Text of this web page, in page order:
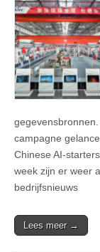
campagne
Chinese AI-
week zijn er weer
bedrijfsnieuws
Lees meer →